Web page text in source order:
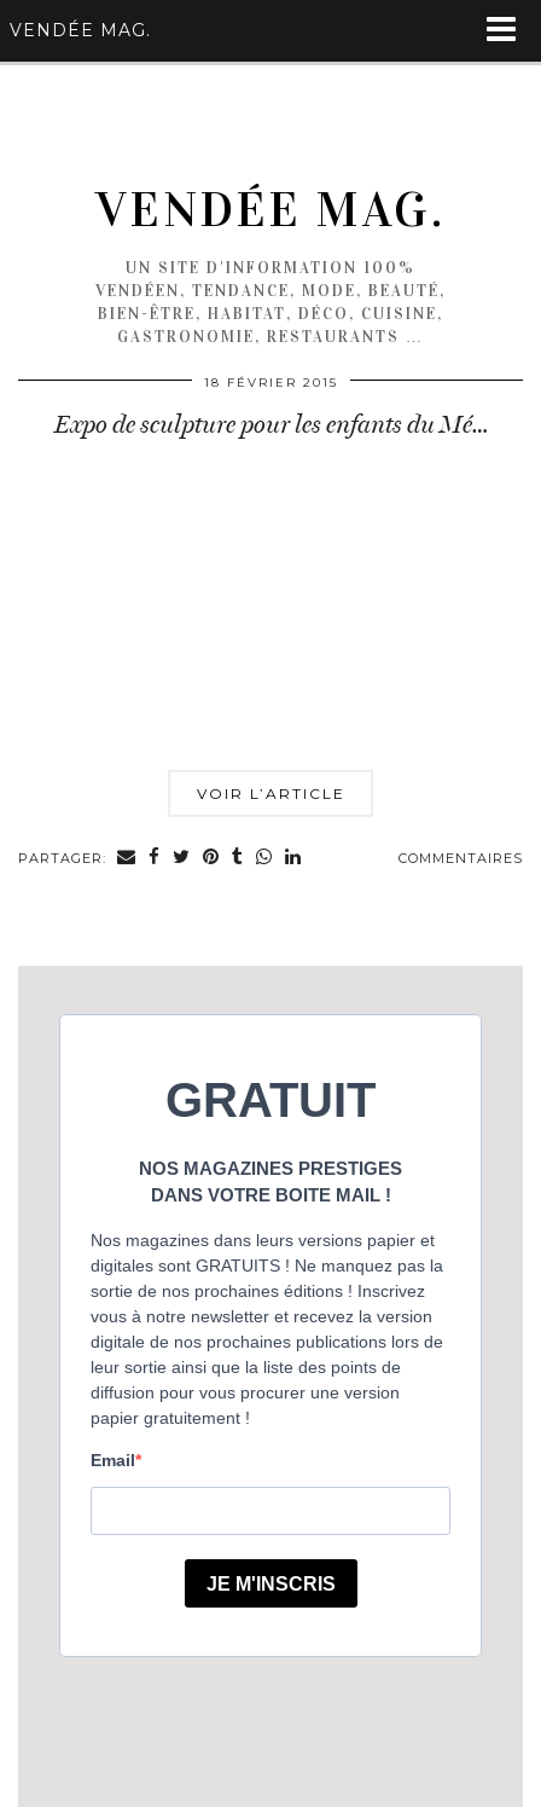
VENDÉE MAG.
VENDÉE MAG.
UN SITE D'INFORMATION 100%
VENDÉEN, TENDANCE, MODE, BEAUTÉ,
BIEN-ÊTRE, HABITAT, DÉCO, CUISINE,
GASTRONOMIE, RESTAURANTS …
18 FÉVRIER 2015
Expo de sculpture pour les enfants du Mé…
VOIR L’ARTICLE
PARTAGER: COMMENTAIRES